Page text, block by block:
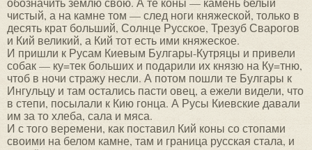
чистый, а на камне том — след ноги княжеской, только в
десять крат больший, Солнце Русское, Трезуб Сварогов
и Кий великий, а Кий тот есть ими княжеское.
И пришли к Русам Киевым Булгары-Кутряцы и привели
собак — ку=тек больших и подарили их князю на Ку=тню,
чтоб в ночи стражу несли. А потом пошли те Булгары к
Ингульцу и там остались пасти овец, а ежели видели, что
в степи, посылали к Кию гонца. А Русы Киевские давали
им за то хлеба, сала и мяса.
И с того веремени, как поставил Кий коны со стопами
своими на белом камне, там и граница русская стала, и